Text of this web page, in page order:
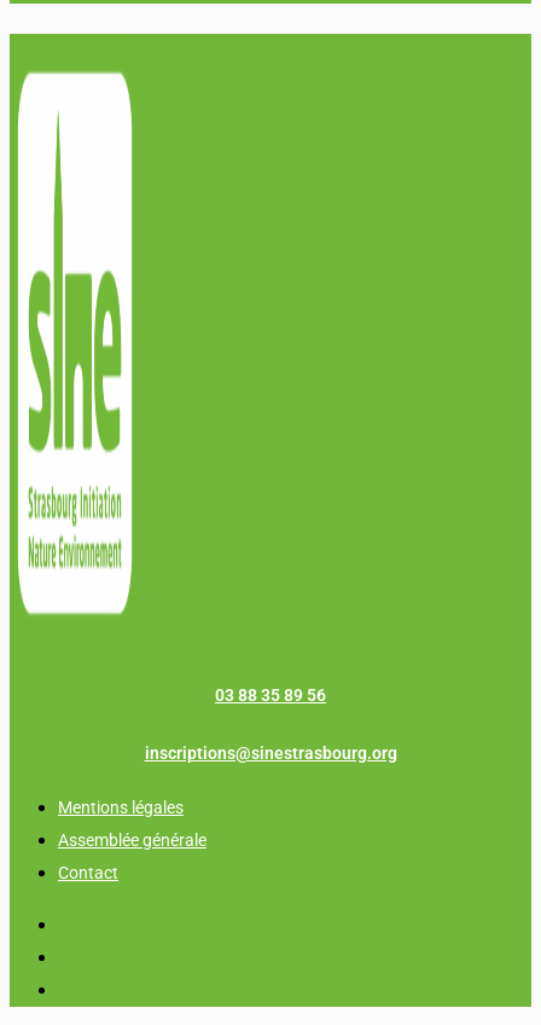
03 88 35 89 56
inscriptions@sinestrasbourg.org
Mentions légales
Assemblée générale
Contact